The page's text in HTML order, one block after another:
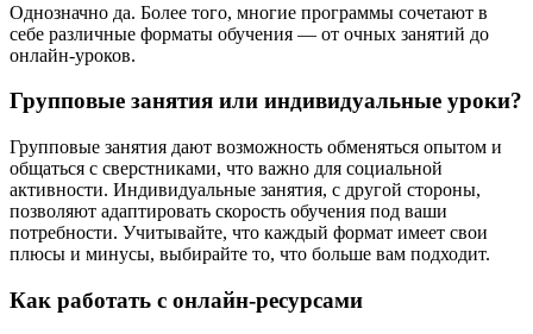
Однозначно да. Более того, многие программы сочетают в
себе различные форматы обучения — от очных занятий до
онлайн-уроков.
Групповые занятия или индивидуальные уроки?
Групповые занятия дают возможность обменяться опытом и
общаться с сверстниками, что важно для социальной
активности. Индивидуальные занятия, с другой стороны,
позволяют адаптировать скорость обучения под ваши
потребности. Учитывайте, что каждый формат имеет свои
плюсы и минусы, выбирайте то, что больше вам подходит.
Как работать с онлайн-ресурсами